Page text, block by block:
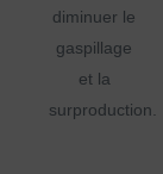
diminuer le
gaspillage
et la
surproduction.